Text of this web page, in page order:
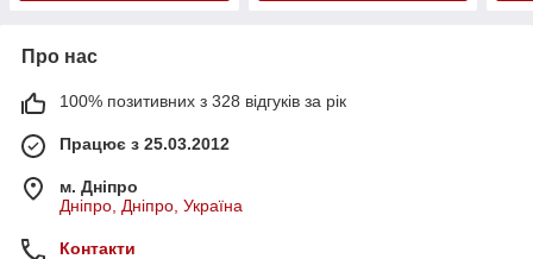
Про нас
100% позитивних з 328 відгуків за рік
Працює з 25.03.2012
м. Дніпро
Дніпро, Дніпро, Україна
Контакти